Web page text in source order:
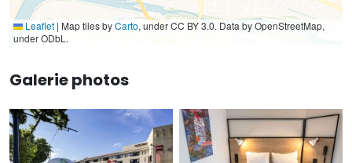
Leaflet | Map tiles byCarto, under CC BY 3.0. Data by OpenStreetMap,
under ODbL.
Galerie photos